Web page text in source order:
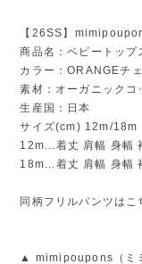
【26SS】
商品名：ベビートップ
カラー：ORANGEチ
素材：オーガニック
生産国：日本
サイズ(cm) 12m/18m
12m...着丈 肩幅 身幅
18m...着丈 肩幅 身幅
同柄フリルパンツは
▲ mimipoupons（ミ